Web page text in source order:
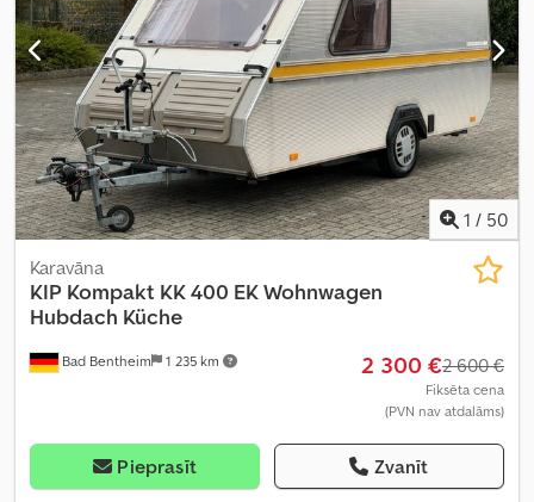
kopējais garums:6 450 mm , krautuves garums:2 600 mm
iekraušanas vietas platums:1 500 mm, iekraušanas telpas
augstums:1 800 mm , Ražošanas gads:2013, būvniecības
augstums:2 980 mm, Aprīkojums:ABS, centrālā atslēga,
elektroniskā stabilitātes programma (ESP), gaisa
kondicionēšana, gaisa spilvens, imobilaizersistēma, kvēpu filtrs,
vilces kontroles sistēma,
1 / 50
Bad Bentheim 1 235 km
Karavāna
KIP Kompakt KK 400 EK Wohnwagen
Hubdach Küche
2 300 €2 600 €
Fiksēta cena
(PVN nav atdalāms)
Pieprasīt Zvanīt